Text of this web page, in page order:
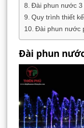
Đài phun nước 3
Quy trình thiết
Đài phun nước
Đài phun